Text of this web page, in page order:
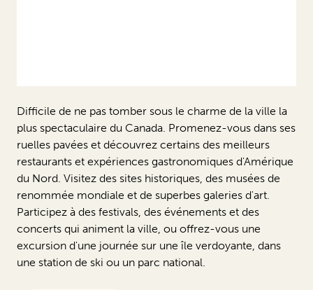
Difficile de ne pas tomber sous le charme de la ville la
plus spectaculaire du Canada. Promenez-vous dans ses
ruelles pavées et découvrez certains des meilleurs
restaurants et expériences gastronomiques d'Amérique
du Nord. Visitez des sites historiques, des musées de
renommée mondiale et de superbes galeries d'art.
Participez à des festivals, des événements et des
concerts qui animent la ville, ou offrez-vous une
excursion d'une journée sur une île verdoyante, dans
une station de ski ou un parc national.